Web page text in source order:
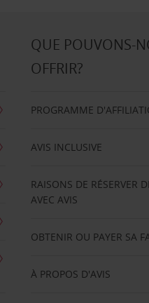
QUE POUVONS-
OFFRIR?
PROGRAMME
AVIS INCLUSIVE
RAISONS DE RÉSERVER
AVEC AVIS
OBTENIR OU PAYER SA
À PROPOS D'AVIS